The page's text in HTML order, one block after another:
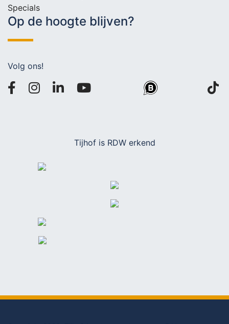
Specials
Op de hoogte blijven?
Volg ons!
Tijhof is RDW erkend